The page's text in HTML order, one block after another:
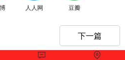
人人网 豆瓣
下一篇